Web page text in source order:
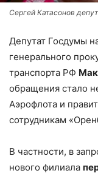
Сергей Катасонов
Депутат Госдумы
генерального
транспорта РФ
обращения стало
Аэрофлота и
сотрудникам
В частности, в
нового филиала